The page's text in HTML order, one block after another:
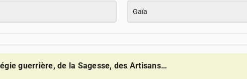
Gaïa
guerrière, de la Sagesse, des Artisans…